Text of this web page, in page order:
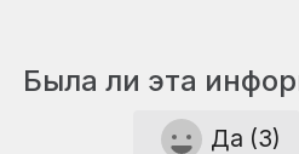
Была ли эта
Да (3)